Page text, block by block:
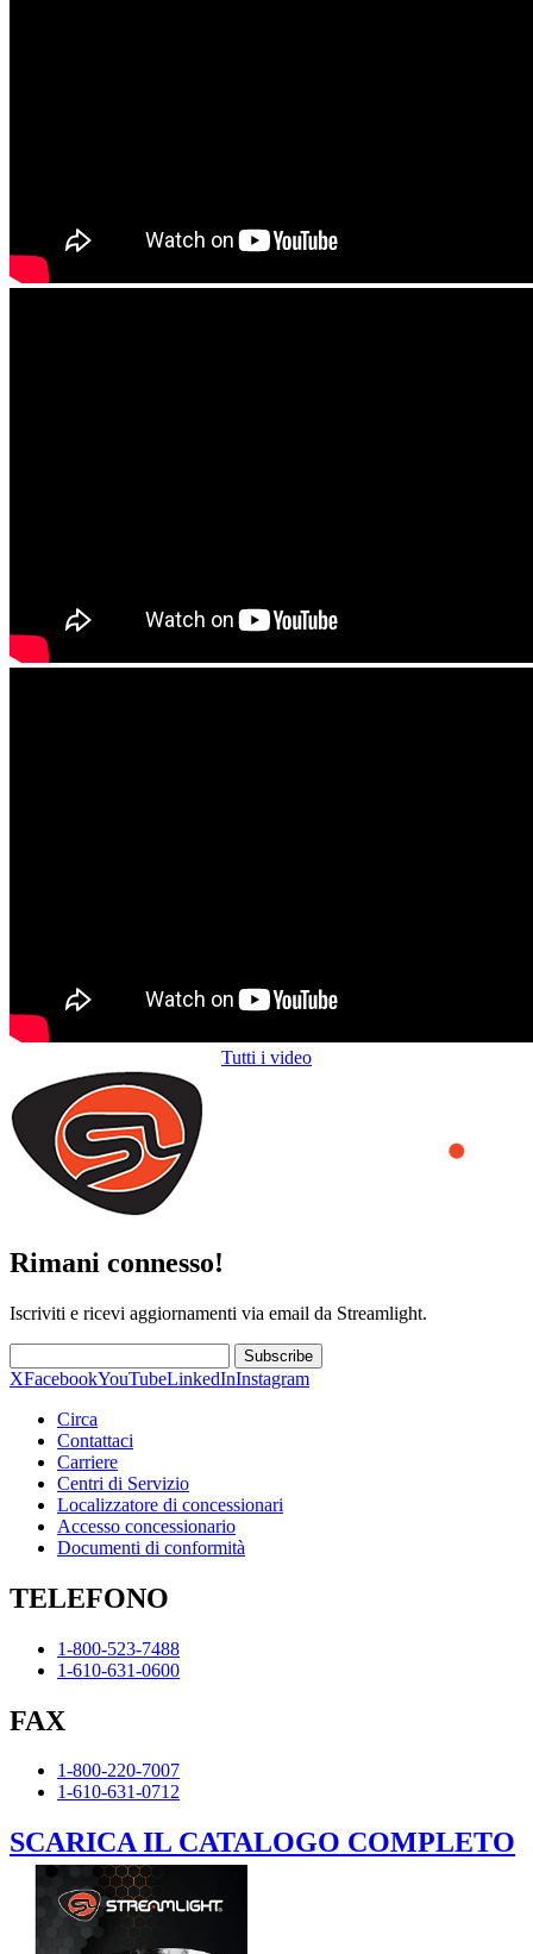
Tutti i video
Rimani connesso!
Iscriviti e ricevi aggiornamenti via email da Streamlight.
Subscribe
XFacebookYouTubeLinkedInInstagram
Circa
Contattaci
Carriere
Centri di Servizio
Localizzatore di concessionari
Accesso concessionario
Documenti di conformità
TELEFONO
1-800-523-7488
1-610-631-0600
FAX
1-800-220-7007
1-610-631-0712
SCARICA IL CATALOGO COMPLETO